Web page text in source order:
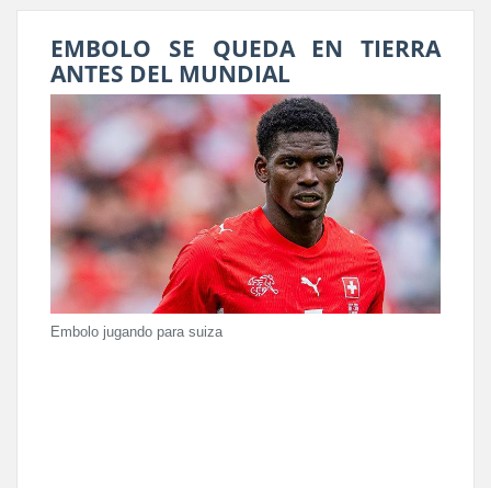
EMBOLO SE QUEDA EN TIERRA
ANTES DEL MUNDIAL
Embolo jugando para suiza